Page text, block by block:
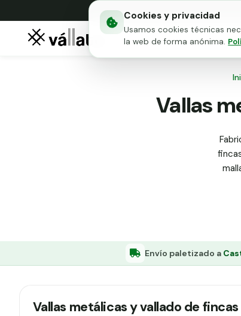
Cookies y privacidad
Usamos cookies técnicas
la web de forma anónima.
Mallas metálicas
Vallas
Envío paletizado a
Vallas metálicas y vallado de